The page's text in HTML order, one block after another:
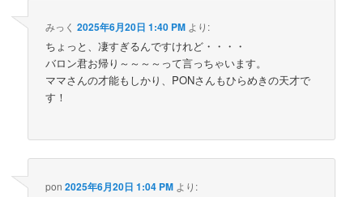
みっく 2025年6月20日 1:40 PM より:
ちょっと、凄すぎるんですけれど・・・・
バロン君お帰り～～～～って言っちゃいます。
ママさんの才能もしかり、PONさんもひらめきの天才で
す！
pon 2025年6月20日 1:04 PM より: